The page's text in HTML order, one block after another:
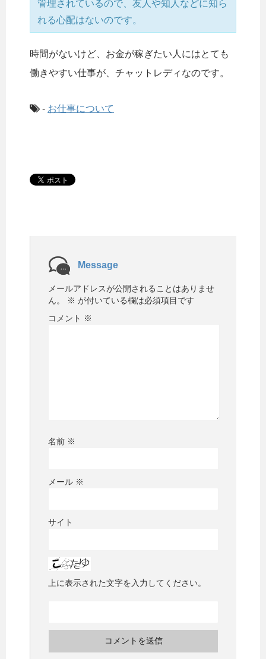
管理されているので、友人や知人などに知ら
れる心配はないのです。
時間がないけど、お金が稼ぎたい人にはとても
働きやすい仕事が、チャットレディなのです。
- お仕事について
Message
メールアドレスが公開されることはありませ
ん。
※ が付いている欄は必須項目です
コメント ※
名前 ※
メール ※
サイト
上に表示された文字を入力してください。